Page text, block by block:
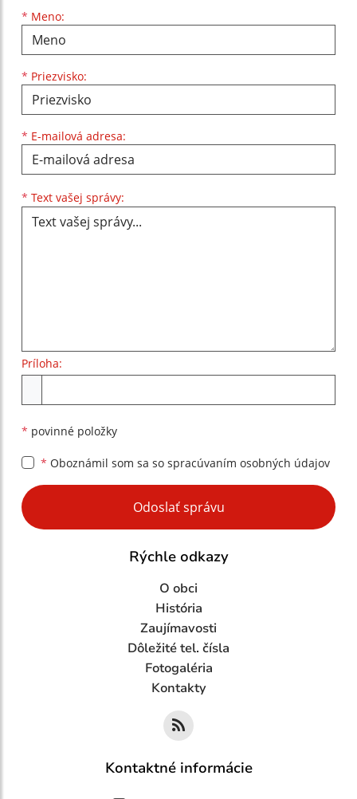
* Meno:
Meno
* Priezvisko:
Priezvisko
* E-mailová adresa:
E-mailová adresa
* Text vašej správy:
Príloha:
* povinné položky
* Oboznámil som sa so spracúvaním osobných údajov
Google reCaptcha Response
Odoslať správu
Rýchle odkazy
O obci
História
Zaujímavosti
Dôležité tel. čísla
Fotogaléria
Kontakty
Kontaktné informácie